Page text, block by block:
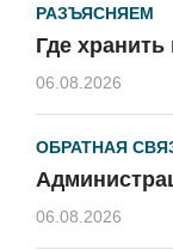
РАЗЪЯСНЯЕМ
Где
06.08.2026
ОБРАТНАЯ
06.08.2026